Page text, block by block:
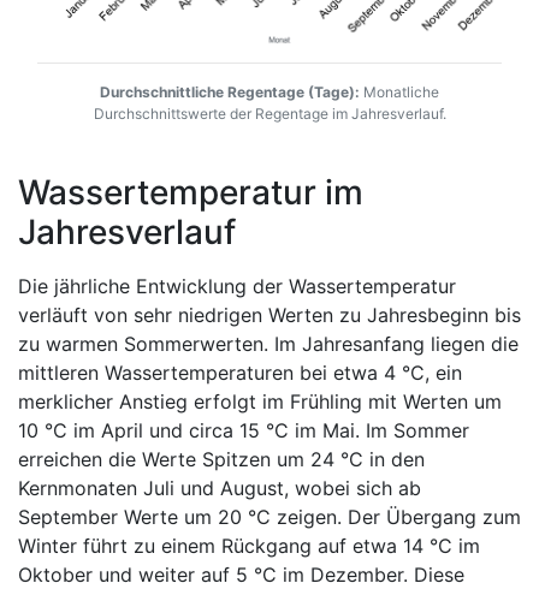
Durchschnittliche Regentage (Tage): Monatliche
Durchschnittswerte der Regentage im Jahresverlauf.
Wassertemperatur im
Jahresverlauf
Die jährliche Entwicklung der Wassertemperatur
verläuft von sehr niedrigen Werten zu Jahresbeginn bis
zu warmen Sommerwerten. Im Jahresanfang liegen die
mittleren Wassertemperaturen bei etwa 4 °C, ein
merklicher Anstieg erfolgt im Frühling mit Werten um
10 °C im April und circa 15 °C im Mai. Im Sommer
erreichen die Werte Spitzen um 24 °C in den
Kernmonaten Juli und August, wobei sich ab
September Werte um 20 °C zeigen. Der Übergang zum
Winter führt zu einem Rückgang auf etwa 14 °C im
Oktober und weiter auf 5 °C im Dezember. Diese